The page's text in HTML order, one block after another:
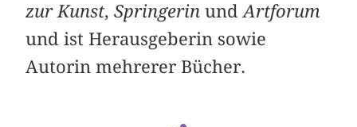
zur Kunst,SpringerinundArtforum
und ist Herausgeberin sowie
Autorin mehrerer Bücher.